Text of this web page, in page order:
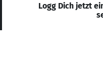
Logg Dich jetzt